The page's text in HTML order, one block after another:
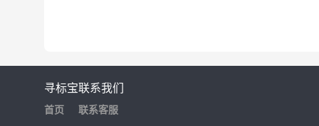
寻标宝
首页
联系我们
联系客服